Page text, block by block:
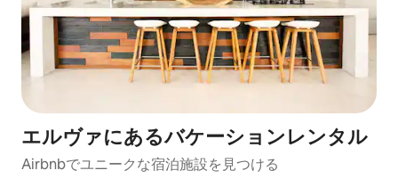
エルヴァにあるバケーションレンタル
Airbnbでユニークな宿泊施設を見つける